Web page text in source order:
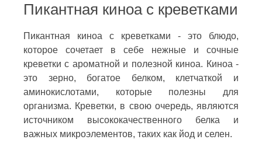
Пикантная киноа с креветками
Пикантная киноа с креветками - это блюдо,
которое сочетает в себе нежные и сочные
креветки с ароматной и полезной киноа. Киноа -
это зерно, богатое белком, клетчаткой и
аминокислотами, которые полезны для
организма. Креветки, в свою очередь, являются
источником высококачественного белка и
важных микроэлементов, таких как йод и селен.